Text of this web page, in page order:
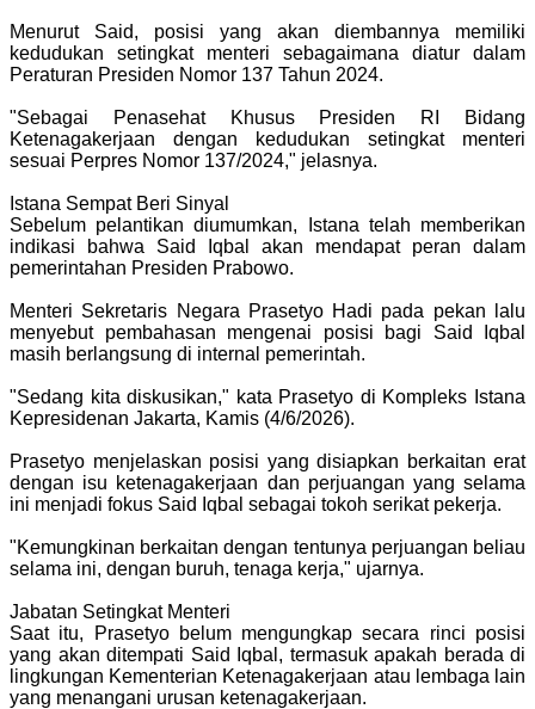
Menurut Said, posisi yang akan diembannya memiliki
kedudukan setingkat menteri sebagaimana diatur dalam
Peraturan Presiden Nomor 137 Tahun 2024.
"Sebagai Penasehat Khusus Presiden RI Bidang
Ketenagakerjaan dengan kedudukan setingkat menteri
sesuai Perpres Nomor 137/2024," jelasnya.
Istana Sempat Beri Sinyal
Sebelum pelantikan diumumkan, Istana telah memberikan
indikasi bahwa Said Iqbal akan mendapat peran dalam
pemerintahan Presiden Prabowo.
Menteri Sekretaris Negara Prasetyo Hadi pada pekan lalu
menyebut pembahasan mengenai posisi bagi Said Iqbal
masih berlangsung di internal pemerintah.
"Sedang kita diskusikan," kata Prasetyo di Kompleks Istana
Kepresidenan Jakarta, Kamis (4/6/2026).
Prasetyo menjelaskan posisi yang disiapkan berkaitan erat
dengan isu ketenagakerjaan dan perjuangan yang selama
ini menjadi fokus Said Iqbal sebagai tokoh serikat pekerja.
"Kemungkinan berkaitan dengan tentunya perjuangan beliau
selama ini, dengan buruh, tenaga kerja," ujarnya.
Jabatan Setingkat Menteri
Saat itu, Prasetyo belum mengungkap secara rinci posisi
yang akan ditempati Said Iqbal, termasuk apakah berada di
lingkungan Kementerian Ketenagakerjaan atau lembaga lain
yang menangani urusan ketenagakerjaan.